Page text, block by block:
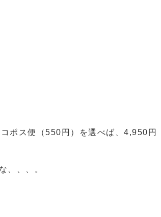
ポス便（550円）を選べば、4,950円
、、、。